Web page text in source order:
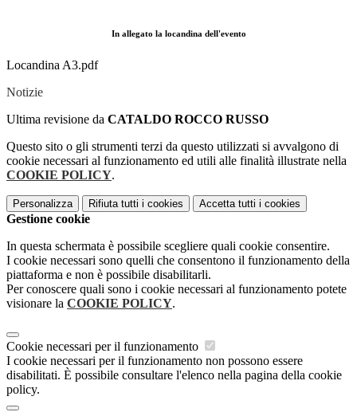
In allegato la locandina dell'evento
Locandina A3.pdf
Notizie
Ultima revisione da CATALDO ROCCO RUSSO
Questo sito o gli strumenti terzi da questo utilizzati si avvalgono di
cookie necessari al funzionamento ed utili alle finalità illustrate nella
COOKIE POLICY.
Personalizza Rifiuta tutti i cookies Accetta tutti i cookies
Gestione cookie
In questa schermata è possibile scegliere quali cookie consentire.
I cookie necessari sono quelli che consentono il funzionamento della
piattaforma e non è possibile disabilitarli.
Per conoscere quali sono i cookie necessari al funzionamento potete
visionare la COOKIE POLICY.
Cookie necessari per il funzionamento
I cookie necessari per il funzionamento non possono essere
disabilitati. È possibile consultare l'elenco nella pagina della cookie
policy.